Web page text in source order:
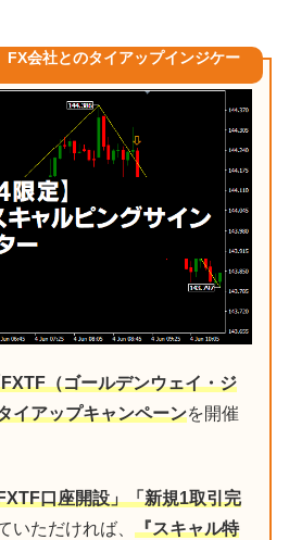
FX会社とのタイアップインジケー
（ゴールデンウェイ・ジ
イアップキャンペーンを開催
口座開設」「新規1取引完
いただければ、 『スキャル特